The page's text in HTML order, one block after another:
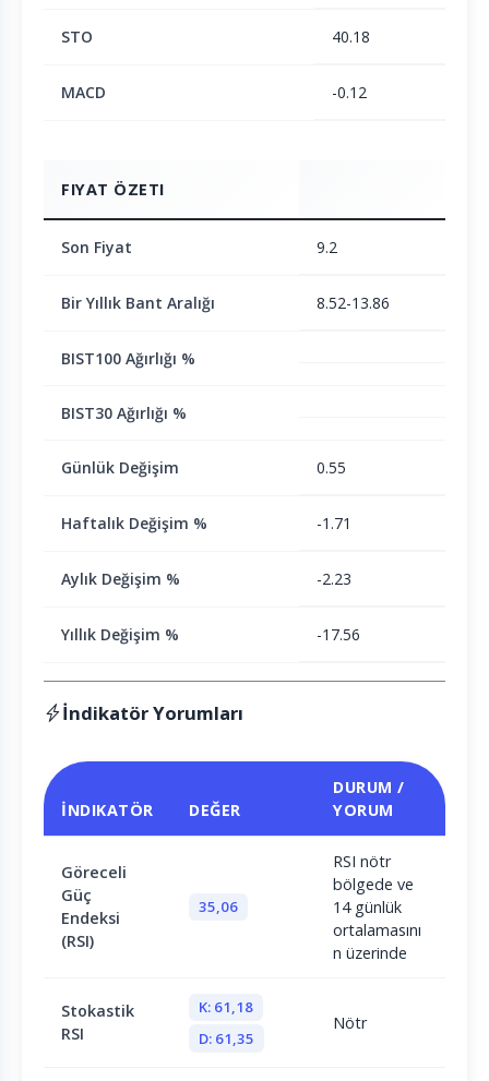
STO 40.18
MACD -0.12
FIYAT ÖZETI
Son Fiyat 9.2
Bir Yıllık Bant Aralığı 8.52-13.86
BIST100 Ağırlığı %
BIST30 Ağırlığı %
Günlük Değişim 0.55
Haftalık Değişim % -1.71
Aylık Değişim % -2.23
Yıllık Değişim % -17.56
İndikatör Yorumları
İNDIKATÖR DEĞER
DURUM /
YORUM
Göreceli
Güç
Endeksi
(RSI)
35,06
RSI nötr
bölgede ve
14 günlük
ortalamasını
n üzerinde
Stokastik
RSI
K: 61,18
D: 61,35
Nötr